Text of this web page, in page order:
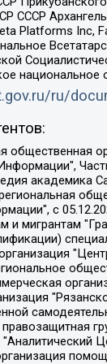
СССР
Platforms Inc,
ru/
имени Андрея Рылькова, Автономная Некоммерческая Организация "Аналитический Центр Юрия Левады", Автономная некоммерческая организация социальной поддержки населения "Проект Апрель", Региональная общественная организация помощи женщинам и детям, находящимся в кризисной ситуации "Информационно-методический центр "Анна", Фонд содействия развитию массовых коммуникаций и правовому просвещению "Так-так-Так", Фонд содействия устойчивому развитию "Серебряная тайга", Свердловский региональный общественный фонд социальных проектов "Новое время", "Idel.Реалии", Кавказ.Реалии, Крым.Реалии, Телеканал Настоящее Время, Татаро-башкирская служба Радио Свобода (Azatliq Radiosi), Радио Свободная Европа/Радио Свобода (PCE/PC), "Сибирь.Реалии", "Фактограф", Благотворительный фонд помощи осужденным и их семьям, Автономная некоммерческая организация "Институт глобализации и социальных движений", Фонд "В защиту прав заключенных", Частное учреждение "Центр поддержки и содействия развитию